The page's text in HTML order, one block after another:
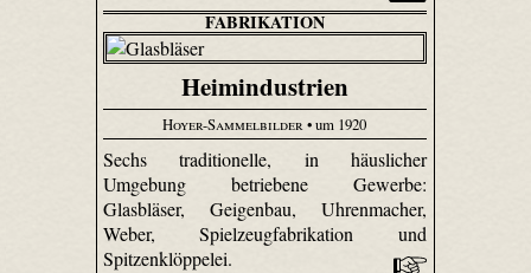
FABRIKATION
Heimindustrien
Hoyer-Sammelbilder• um 1920
Sechs traditionelle, in häuslicher
Umgebung betriebene Gewerbe:
Glasbläser, Geigenbau, Uhren­macher,
Weber, Spiel­zeug­fabri­kation und
Spitzenklöppelei.